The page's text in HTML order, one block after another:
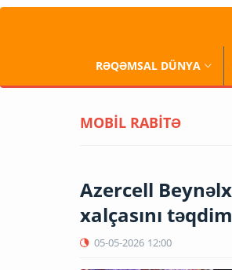
RƏQƏMSAL DÜNYA
MOBİL RABİTƏ
Azercell
xalçasını
05-05-2026 12:00